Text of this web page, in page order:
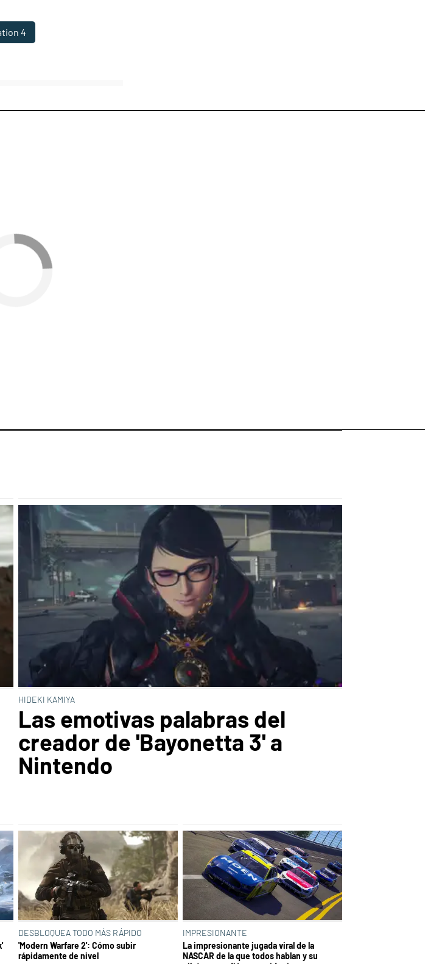
4
HIDEKI KAMIYA
Las emotivas palabras del
creador de 'Bayonetta 3' a
Nintendo
DESBLOQUEA TODO MÁS RÁPIDO
'Modern Warfare 2': Cómo subir
rápidamente de nivel
IMPRESIONANTE
La impresionante jugada viral de la
NASCAR de la que todos hablan y su